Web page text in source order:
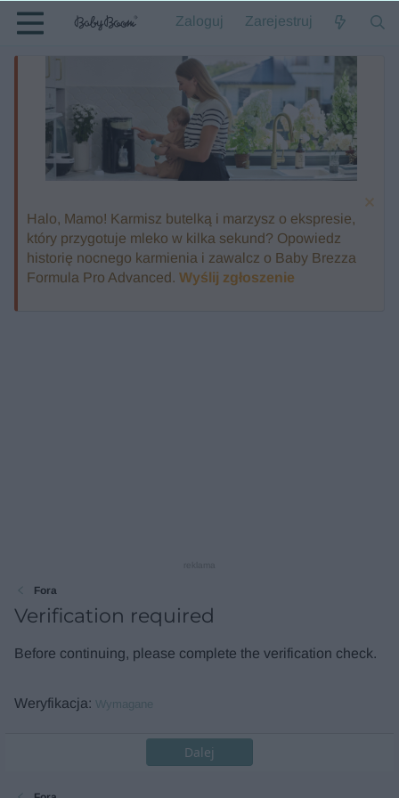
Zaloguj Zarejestruj
Halo, Mamo! Karmisz butelką i marzysz o ekspresie,
który przygotuje mleko w kilka sekund? Opowiedz
historię nocnego karmienia i zawalcz o Baby Brezza
Formula Pro Advanced. Wyślij zgłoszenie
Fora
Verification required
Before continuing, please complete the verification check.
Weryfikacja Wymagane
Dalej